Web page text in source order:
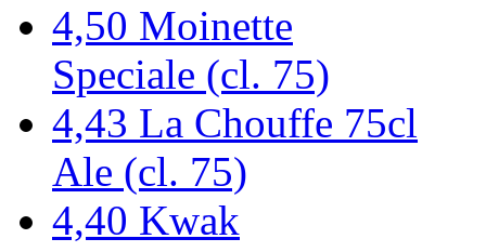
4,50 Moinette
Speciale (cl. 75)
4,43 La Chouffe 75cl
Ale (cl. 75)
4,40 Kwak